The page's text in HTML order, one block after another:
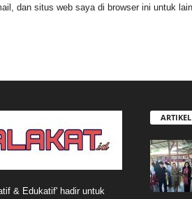
dan situs web saya di browser ini untuk
& Edukatif' hadir untuk